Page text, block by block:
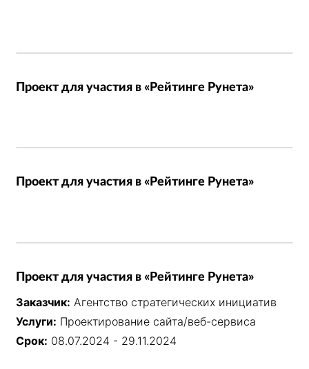
Проект для участия в «Рейтинге Рунета»
Проект для участия в «Рейтинге Рунета»
Проект для участия в «Рейтинге Рунета»
Заказчик: Агентство стратегических инициатив
Услуги: Проектирование сайта/веб-сервиса
Срок: 08.07.2024 - 29.11.2024